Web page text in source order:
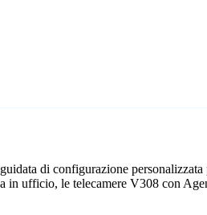
di configurazione
in ufficio, le telecamere V308 con